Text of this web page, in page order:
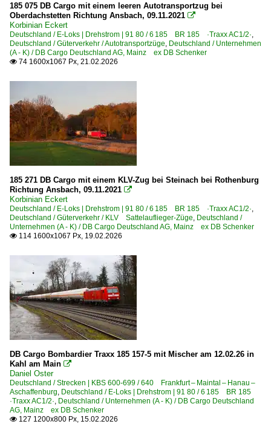
185 075 DB Cargo mit einem leeren Autotransportzug bei
Oberdachstetten Richtung Ansbach, 09.11.2021 
Korbinian Eckert
Deutschland / E-Loks | Drehstrom | 91 80 / 6 185 BR 185 ·Traxx AC1/2·,
Deutschland / Güterverkehr / Autotransportzüge, Deutschland / Unternehmen
(A - K) / DB Cargo Deutschland AG, Mainz ex DB Schenker
 74 1600x1067 Px, 21.02.2026
185 271 DB Cargo mit einem KLV-Zug bei Steinach bei Rothenburg
Richtung Ansbach, 09.11.2021 
Korbinian Eckert
Deutschland / E-Loks | Drehstrom | 91 80 / 6 185 BR 185 ·Traxx AC1/2·,
Deutschland / Güterverkehr / KLV Sattelauflieger-Züge, Deutschland /
Unternehmen (A - K) / DB Cargo Deutschland AG, Mainz ex DB Schenker
 114 1600x1067 Px, 19.02.2026
DB Cargo Bombardier Traxx 185 157-5 mit Mischer am 12.02.26 in
Kahl am Main 
Daniel Oster
Deutschland / Strecken | KBS 600-699 / 640 Frankfurt – Maintal – Hanau –
Aschaffenburg, Deutschland / E-Loks | Drehstrom | 91 80 / 6 185 BR 185
·Traxx AC1/2·, Deutschland / Unternehmen (A - K) / DB Cargo Deutschland
AG, Mainz ex DB Schenker
 127 1200x800 Px, 15.02.2026